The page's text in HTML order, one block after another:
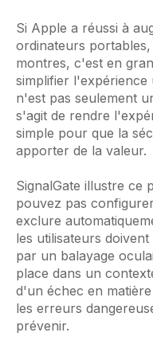
Si Apple a réussi à
ordinateurs
montres, c'est en
simplifier l'expérience
n'est pas seulement
s'agit de rendre
simple pour que la
apporter de la valeur.
SignalGate illustre ce
pouvez pas
exclure
les utilisateurs
par un balayage
place dans un
d'un échec en
les erreurs
prévenir.